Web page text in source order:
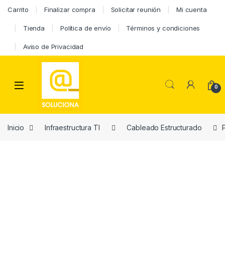
Carrito Finalizar compra Solicitar reunión Mi cuenta
Tienda Política de envío Términos y condiciones
Aviso de Privacidad
0
Inicio Infraestructura TI Cableado Estructurado